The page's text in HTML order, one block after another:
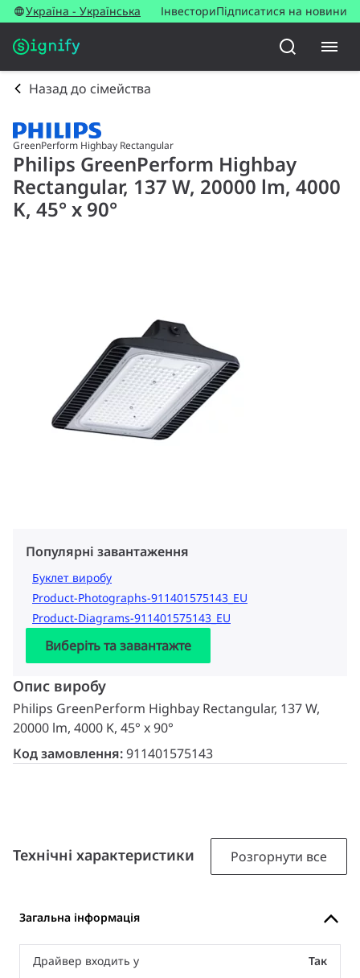
Україна - Українська ІнвесториПідписатися на новини
Назад до сімейства
GreenPerform Highbay Rectangular
Philips GreenPerform Highbay
Rectangular, 137 W, 20000 lm, 4000
K, 45° x 90°
Популярні завантаження
Буклет виробу
Product-Photographs-911401575143_EU
Product-Diagrams-911401575143_EU
Виберіть та завантажте
Опис виробу
Philips GreenPerform Highbay Rectangular, 137 W,
20000 lm, 4000 K, 45° x 90°
Код замовлення:911401575143
Технічні характеристики Розгорнути все
Загальна інформація
Драйвер входить у
Так